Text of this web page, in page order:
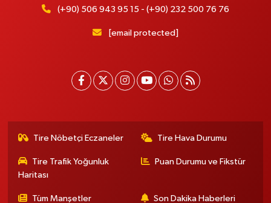
(+90) 506 943 95 15 - (+90) 232 500 76 76
[email protected]
Tire Nöbetçi Eczaneler Tire Hava Durumu
Tire Trafik Yoğunluk
Haritası
Puan Durumu ve Fikstür
Tüm Manşetler Son Dakika Haberleri